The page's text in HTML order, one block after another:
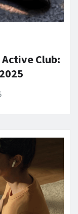
Club: